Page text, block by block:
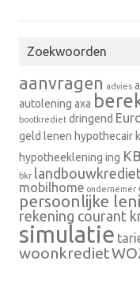
Zoekwoorden
aanvragen advies
autolening axa
bootkrediet dringend
geld lenen hypothecair
hypotheeklening ing
bkr
mobilhome ondernemer
persoonlijke
rekening courant
simulatie
woonkrediet